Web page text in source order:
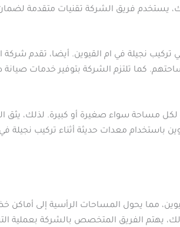
يستخدم فريق الشركة تقنيات متقدمة
نجيلة في ام القيوين. أيضا، تقدم شركة
كما تلتزم الشركة بتوفير خدمات صيانة
مساحة سواء صغيرة أو كبيرة. لذلك، يثق
باستخدام معدات حديثة أثناء تركيب نجيلة
مما يحول المساحات الرأسية إلى أماكن
يهتم الفريق المتخصص بالشركة بعملية